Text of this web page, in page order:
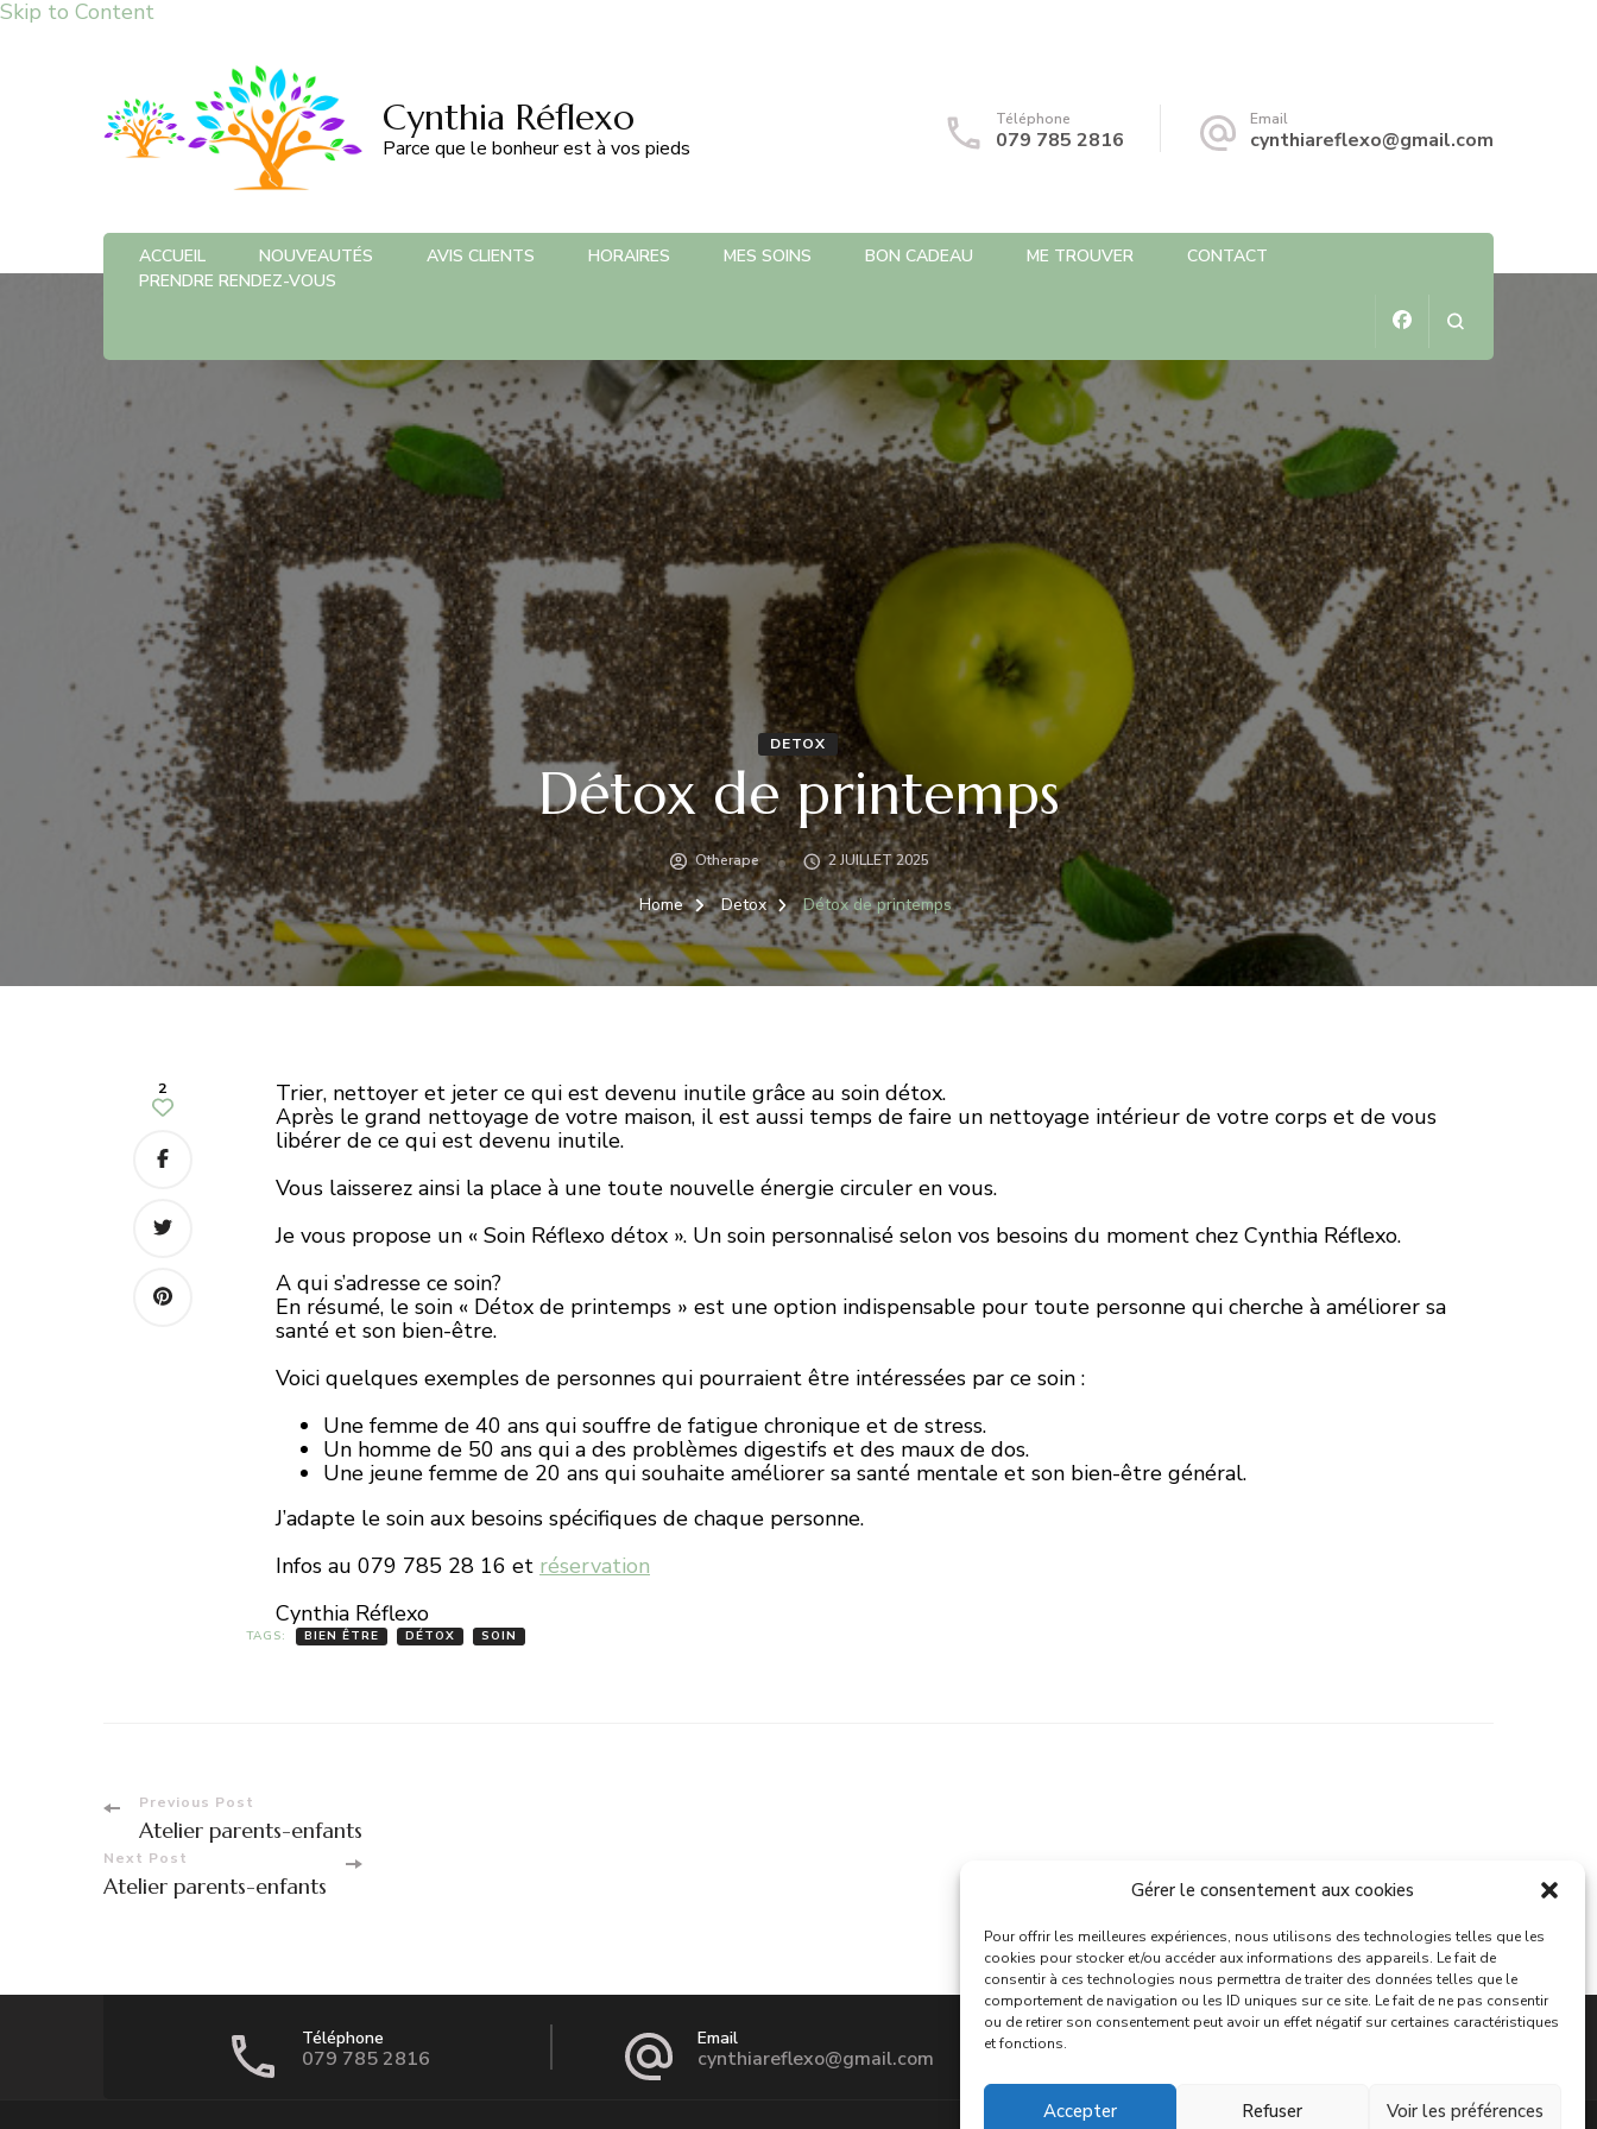
Gérer le consentement aux cookies
Pour offrir les meilleures expériences, nous utilisons des technologies telles que les
cookies pour stocker et/ou accéder aux informations des appareils. Le fait de
consentir à ces technologies nous permettra de traiter des données telles que le
comportement de navigation ou les ID uniques sur ce site. Le fait de ne pas consentir
ou de retirer son consentement peut avoir un effet négatif sur certaines caractéristiques
et fonctions.
Accepter Refuser Voir les préférences
Skip to Content
Cynthia Réflexo
Parce que le bonheur est à vos pieds
Téléphone
079 785 2816
Email
cynthiareflexo@gmail.com
ACCUEIL NOUVEAUTÉS AVIS CLIENTS HORAIRES MES SOINS BON CADEAU ME TROUVER
CONTACT
PRENDRE RENDEZ-VOUS
DETOX
Détox de printemps
Otherape 2 JUILLET 2025
Home Detox Détox de printemps
2
Trier, nettoyer et jeter ce qui est devenu inutile grâce au soin détox.
Après le grand nettoyage de votre maison, il est aussi temps de faire un nettoyage intérieur de votre corps et de vous
libérer de ce qui est devenu inutile.
Vous laisserez ainsi la place à une toute nouvelle énergie circuler en vous.
Je vous propose un « Soin Réflexo détox ». Un soin personnalisé selon vos besoins du moment chez Cynthia Réflexo.
A qui s’adresse ce soin?
En résumé, le soin « Détox de printemps » est une option indispensable pour toute personne qui cherche à améliorer sa
santé et son bien-être.
Voici quelques exemples de personnes qui pourraient être intéressées par ce soin :
Une femme de 40 ans qui souffre de fatigue chronique et de stress.
Un homme de 50 ans qui a des problèmes digestifs et des maux de dos.
Une jeune femme de 20 ans qui souhaite améliorer sa santé mentale et son bien-être général.
J’adapte le soin aux besoins spécifiques de chaque personne.
Infos au 079 785 28 16 et réservation
Cynthia Réflexo
TAGS: BIEN ÊTRE DÉTOX SOIN
Post
Navigation
Previous Post
Atelier parents-enfants
Next Post
Atelier parents-enfants
Téléphone
079 785 2816
Email
cynthiareflexo@gmail.com